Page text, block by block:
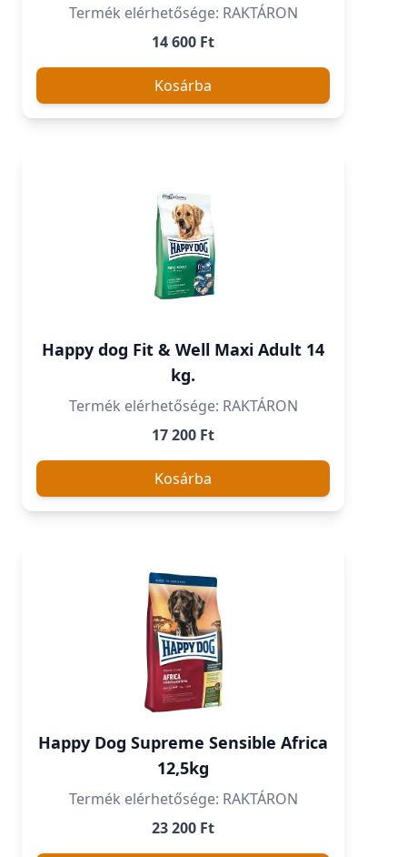
Termék elérhetősége: RAKTÁRON
14 600 Ft
Kosárba
Happy dog Fit & Well Maxi Adult 14
kg.
Termék elérhetősége: RAKTÁRON
17 200 Ft
Kosárba
Happy Dog Supreme Sensible Africa
12,5kg
Termék elérhetősége: RAKTÁRON
23 200 Ft